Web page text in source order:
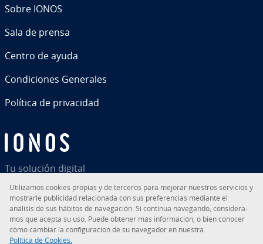
Tu solución digital
Sobre IONOS
Sala de prensa
Centro de ayuda
Co­n­di­cio­nes Generales
Política de pri­va­ci­dad
RSS LinkedIntiktok InstagramFacebookYouTube
Uti­li­za­mos cookies propias y de terceros para mejorar nuestros servicios y
mostrarle pu­bli­ci­dad re­la­cio­na­da con sus pre­fe­re­n­cias mediante el
análisis de sus hábitos de na­ve­ga­ción. Si continua navegando, co­n­si­de­ra­
mos que acepta su uso. Puede obtener más in­fo­r­ma­ción, o bien conocer
cómo cambiar la co­n­fi­gu­ra­ción de su navegador en nuestra.
Política de Cookies.